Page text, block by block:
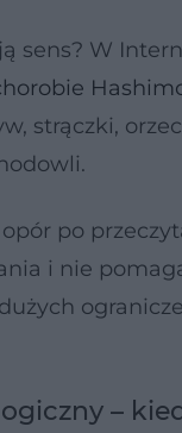
sens? W
strączki,
po
i nie
–